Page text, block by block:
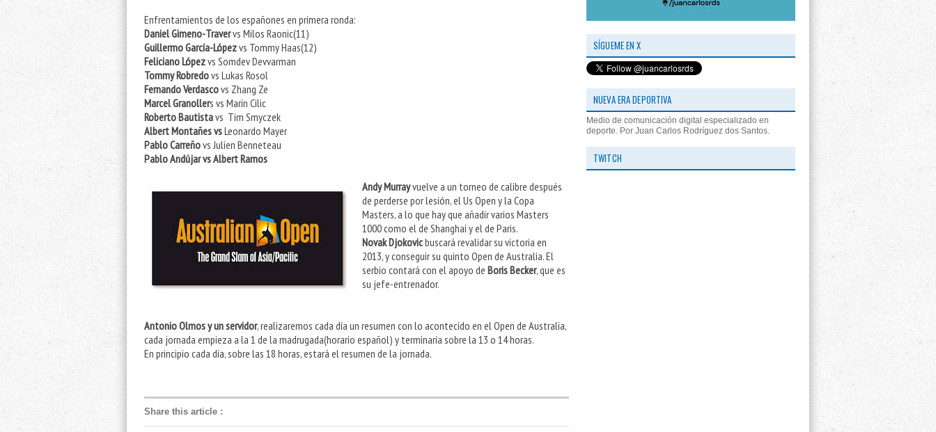
Enfrentamientos de los españones en primera ronda:
Daniel Gimeno-Travervs Milos Raonic(11)
Guillermo García-Lópezvs Tommy Haas(12)
Feliciano Lópezvs Somdev Devvarman
Tommy Robredovs Lukas Rosol
Fernando Verdascovs Zhang Ze
Marcel Granollers vs Marin Cilic
Roberto Bautistavs Tim Smyczek
Albert Montañes vsLeonardo Mayer
Pablo Carreñovs Julien Benneteau
Pablo Andújar vs Albert Ramos
Andy Murrayvuelve a un torneo de calibre después
de perderse por lesión, el Us Open y la Copa
Masters, a lo que hay que añadir varios Masters
1000 como el de Shanghai y el de Paris.
Novak Djokovicbuscará revalidar su victoria en
2013, y conseguir su quinto Open de Australia. El
serbio contará con el apoyo de Boris Becker, que es
su jefe-entrenador.
Antonio Olmos y un servidor, realizaremos cada día un resumen con lo acontecido en el Open de Australia,
cada jornada empieza a la 1 de la madrugada(horario español) y terminaría sobre la 13 o 14 horas.
En principio cada día, sobre las 18 horas, estará el resumen de la jornada.
Share this article :
SÍGUEME EN X
NUEVA ERA DEPORTIVA
Medio de comunicación digital especializado en
deporte. Por Juan Carlos Rodríguez dos Santos.
TWITCH